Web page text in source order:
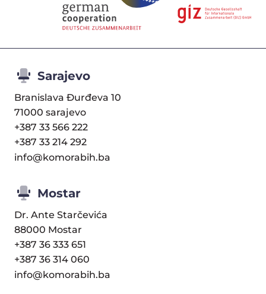
Sarajevo
Branislava Đurđeva 10
71000 sarajevo
+387 33 566 222
+387 33 214 292
info@komorabih.ba
Mostar
Dr. Ante Starčevića
88000 Mostar
+387 36 333 651
+387 36 314 060
info@komorabih.ba